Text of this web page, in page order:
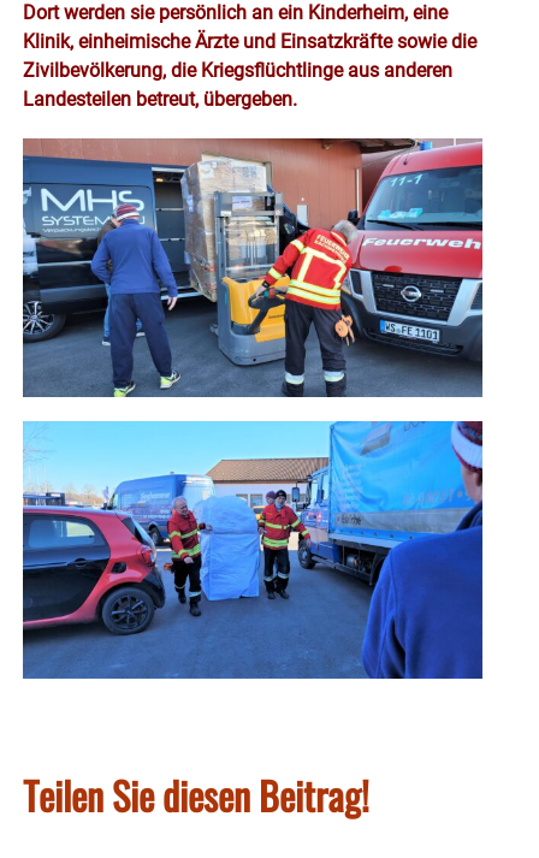
Dort werden sie persönlich an ein Kinderheim, eine
Klinik, einheimische Ärzte und Einsatzkräfte sowie die
Zivilbevölkerung, die Kriegsflüchtlinge aus anderen
Landesteilen betreut, übergeben.
Teilen Sie diesen Beitrag!